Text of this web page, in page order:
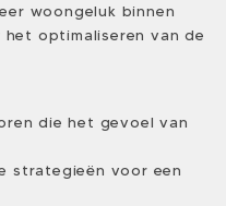
woongeluk binnen
optimaliseren van de
die het gevoel van
strategieën voor een